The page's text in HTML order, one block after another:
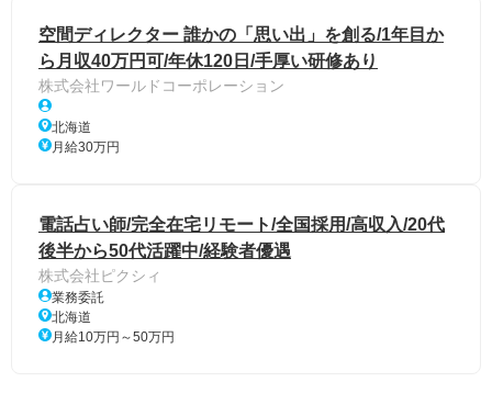
空間ディレクター 誰かの「思い出」を創る/1年目か
ら月収40万円可/年休120日/手厚い研修あり
株式会社ワールドコーポレーション
北海道
月給30万円
電話占い師/完全在宅リモート/全国採用/高収入/20代
後半から50代活躍中/経験者優遇
株式会社ピクシィ
業務委託
北海道
月給10万円～50万円